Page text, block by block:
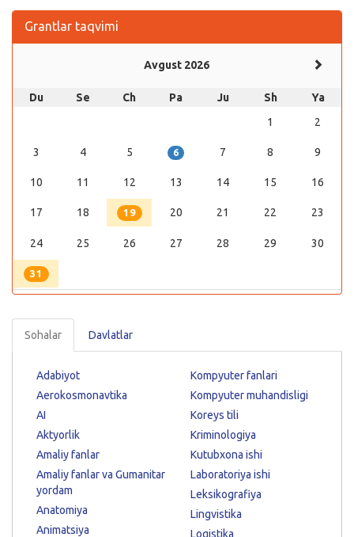
Grantlar taqvimi
Avgust 2026
Du Se Ch Pa Ju Sh
Ya
1
2
3 4 5 6 7 8 9
10 11 12 13 14 15 16
17 18 19 20 21 22 23
24 25 26 27 28 29 30
31
Sohalar Davlatlar
Adabiyot
Aerokosmonavtika
AI
Aktyorlik
Amaliy fanlar
Amaliy fanlar va Gumanitar
yordam
Anatomiya
Animatsiya
Kompyuter fanlari
Kompyuter muhandisligi
Koreys tili
Kriminologiya
Kutubxona ishi
Laboratoriya ishi
Leksikografiya
Lingvistika
Logistika